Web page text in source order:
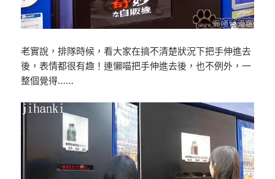
老實說，排隊時候，看大家在搞不清楚狀況下把手伸進去
後，表情都很有趣！連懶喵把手伸進去後，也不例外，一
整個覺得……